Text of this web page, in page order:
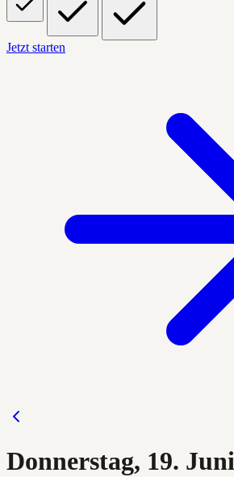
Jetzt starten
Donnerstag, 19.